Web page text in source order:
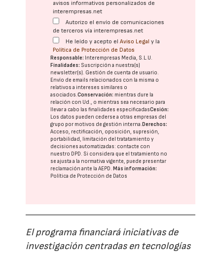
avisos informativos personalizados de
interempresas.net
Autorizo el envío de comunicaciones
de terceros vía interempresas.net
He leído y acepto elAviso Legal y la
Política de Protección de Datos
Responsable: Interempresas Media, S.L.U.
Finalidades: Suscripción a nuestra(s)
newsletter(s). Gestión de cuenta de usuario.
Envío de emails relacionados con la misma o
relativos a intereses similares o
asociados.Conservación: mientras dure la
relación con Ud., o mientras sea necesario para
llevar a cabo las finalidades especificadasCesión:
Los datos pueden cederse a otras empresas del
grupo por motivos de gestión interna.Derechos:
Acceso, rectificación, oposición, supresión,
portabilidad, limitación del tratatamiento y
decisiones automatizadas: contacte con
nuestro DPD. Si considera que el tratamiento no
se ajusta a la normativa vigente, puede presentar
reclamación ante laAEPD.Más información:
Política de Protección de Datos
El programa financiará iniciativas de
investigación centradas en tecnologías